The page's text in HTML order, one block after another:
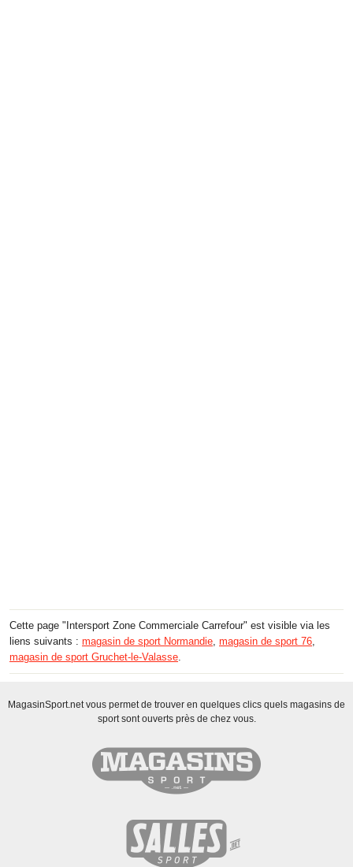
Cette page "Intersport Zone Commerciale Carrefour" est visible via les
liens suivants : magasin de sport Normandie magasin de sport 76
magasin de sport Gruchet-le-Valasse
MagasinSport.net vous permet de trouver en quelques clics quels magasins de
sport sont ouverts près de chez vous.